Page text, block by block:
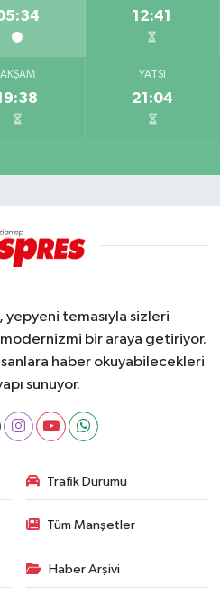
12:41
AKŞAM YATSI
21:04
temasıyla sizleri
bir araya getiriyor.
haber okuyabilecekleri
sunuyor.
Trafik Durumu
Tüm Manşetler
Haber Arşivi